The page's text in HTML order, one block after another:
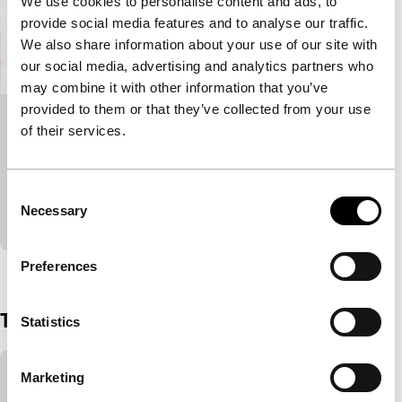
provide social media features and to analyse our traffic.
We also share information about your use of our site with
our social media, advertising and analytics partners who
may combine it with other information that you’ve
provided to them or that they’ve collected from your use
of their services.
Selection
Necessary
Preferences
Statistics
Marketing
The Electric Kiss
Een zintuiglijk overweldigende ervaring die met een
verkent.
Bekijk het hele programma
Trailer
Ingesloten inhoud van YouTube overslaan
Deze inhoud is beschikbaar na het accepteren